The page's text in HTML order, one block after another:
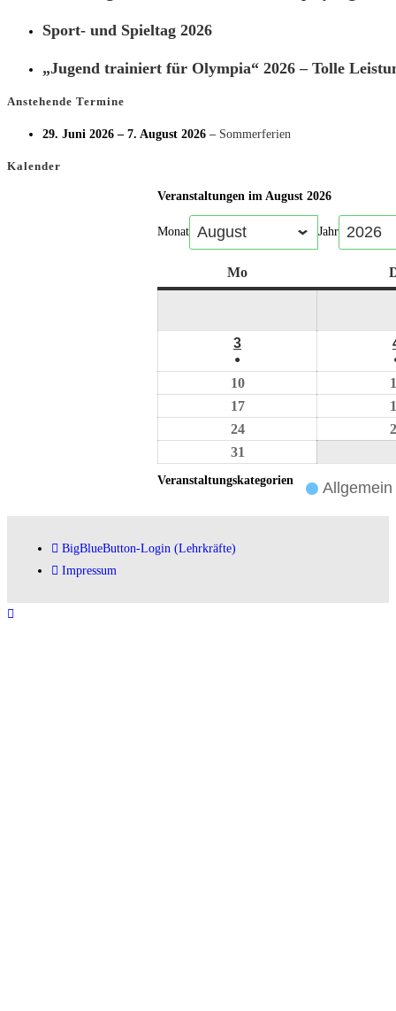
Sport- und Spieltag 2026
„Jugend trainiert für Olympia“ 2026 – Tolle
Anstehende Termine
29. Juni 2026 – 7. August 2026 – Sommerferien
Kalender
Veranstaltungen im August 2026
Monat Jahr
Mo
3
●
10
17
24
31
Veranstaltungskategorien Allgemein
BigBlueButton-Login (Lehrkräfte)
Impressum